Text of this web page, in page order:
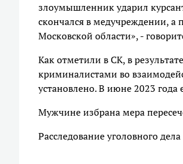
злоумышленник ударил
скончался в медучреждении,
Московской области», -
Как отметили в СК, в
криминалистами во
установлено. В июне 2023
Мужчине избрана мера
Расследование уголовного